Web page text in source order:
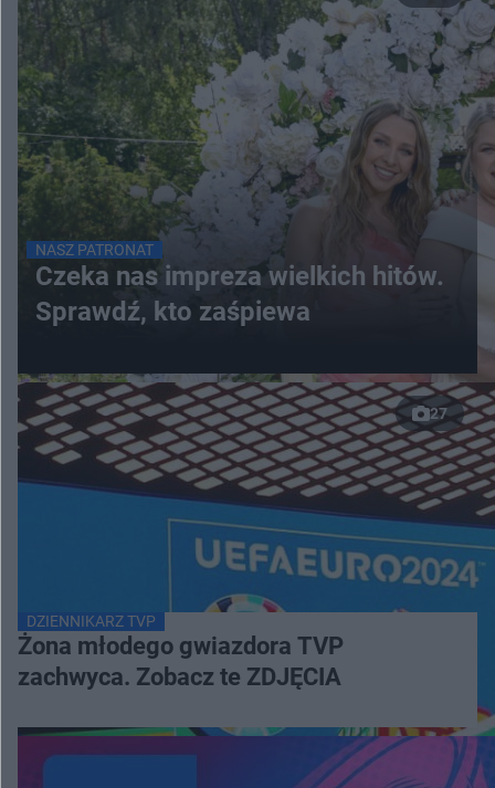
NASZ PATRONAT
Czeka nas impreza wielkich hitów.
Sprawdź, kto zaśpiewa
27
DZIENNIKARZ TVP
Żona młodego gwiazdora TVP
zachwyca. Zobacz te ZDJĘCIA